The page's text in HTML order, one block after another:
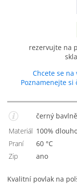
rezervujte na
Chcete se
Poznamenejte
černý
Materiál
100%
Praní
60 °C
Zip
Ano
Kvalitní povlak na